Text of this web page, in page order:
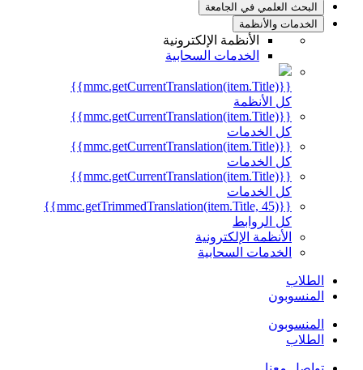
البحث العلمي في الجامعة
الخدمات والأنظمة
الأنظمة الإلكترونية
الخدمات السحابية
{{mmc.getCurrentTranslation(item.Title)}}
كل الأنظمة
{{mmc.getCurrentTranslation(item.Title)}}
كل الخدمات
{{mmc.getCurrentTranslation(item.Title)}}
كل الخدمات
{{mmc.getCurrentTranslation(item.Title)}}
كل الخدمات
{{mmc.getTrimmedTranslation(item.Title, 45)}}
كل الروابط
الأنظمة الإلكترونية
الخدمات السحابية
الطلاب
المنسوبون
المنسوبون
الطلاب